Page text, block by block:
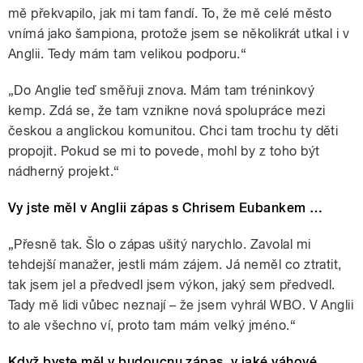
mě překvapilo, jak mi tam fandí. To, že mě celé město
vnímá jako šampiona, protože jsem se několikrát utkal i v
Anglii. Tedy mám tam velikou podporu.“
„Do Anglie teď směřuji znova. Mám tam tréninkový
kemp. Zdá se, že tam vznikne nová spolupráce mezi
českou a anglickou komunitou. Chci tam trochu ty děti
propojit. Pokud se mi to povede, mohl by z toho být
nádherný projekt.“
Vy jste měl v Anglii zápas s Chrisem Eubankem …
„Přesně tak. Šlo o zápas ušitý narychlo. Zavolal mi
tehdejší manažer, jestli mám zájem. Já neměl co ztratit,
tak jsem jel a předvedl jsem výkon, jaký sem předvedl.
Tady mě lidi vůbec neznají – že jsem vyhrál WBO. V Anglii
to ale všechno ví, proto tam mám velký jméno.“